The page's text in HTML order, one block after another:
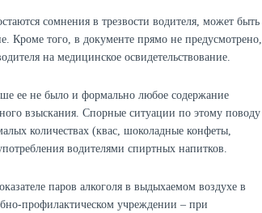
сомнения в трезвости водителя, может быть
Кроме того, в документе прямо не предусмотрено,
на медицинское освидетельствование.
ее не было и формально любое содержание
взыскания. Спорные ситуации по этому поводу
количествах (квас, шоколадные конфеты,
водителями спиртных напитков.
паров алкоголя в выдыхаемом воздухе в
профилактическом учреждении – при